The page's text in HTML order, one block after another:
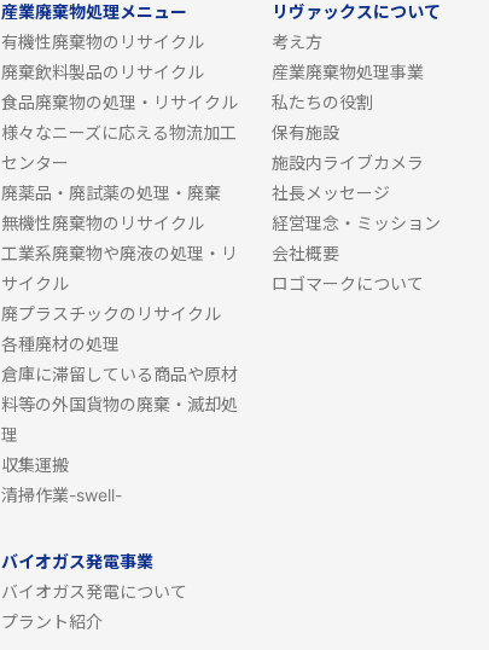
産業廃棄物処理メニュー
有機性廃棄物のリサイクル
廃棄飲料製品のリサイクル
食品廃棄物の処理・リサイクル
様々なニーズに応える物流加工
センター
廃薬品・廃試薬の処理・廃棄
無機性廃棄物のリサイクル
工業系廃棄物や廃液の処理・リ
サイクル
廃プラスチックのリサイクル
各種廃材の処理
倉庫に滞留している商品や原材
料等の外国貨物の廃棄・滅却処
理
収集運搬
清掃作業-swell-
バイオガス発電事業
バイオガス発電について
プラント紹介
リヴァックスについて
考え方
産業廃棄物処理事業
私たちの役割
保有施設
施設内ライブカメラ
社長メッセージ
経営理念・ミッション
会社概要
ロゴマークについて